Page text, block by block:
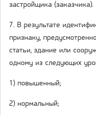
застройщика (заказчика).
7. В результате
признаку,
статьи, здание или
одному из следующих
1) повышенный;
2) нормальный;